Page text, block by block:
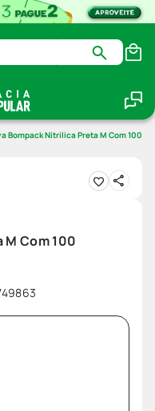
Bompack Nitrilica Preta M Com 100
Com 100